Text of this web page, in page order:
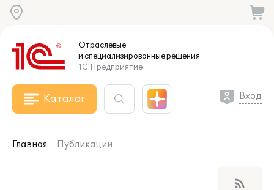
Отраслевые
и специализированныерешения
1С:Предприятие
Каталог Вход
Главная Публикации
rss_feed